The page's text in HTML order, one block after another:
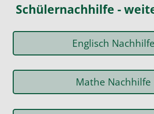
Schülernachhilfe -
Englisch Nachhilfe
Mathe Nachhilfe